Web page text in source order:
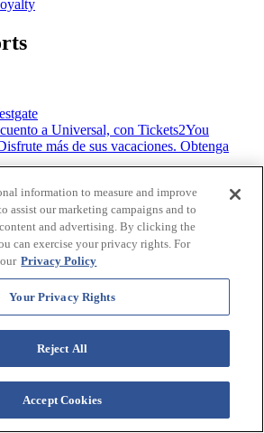
a Universal, con Tickets2You
más de sus vacaciones. Obtenga
en hoteles para vacaciones de
nosotros
information to measure and improve
assist our marketing campaigns and to
and advertising. By clicking the
can exercise your privacy rights. For
Privacy Policy
Your Privacy Rights
Reject All
Accept Cookies